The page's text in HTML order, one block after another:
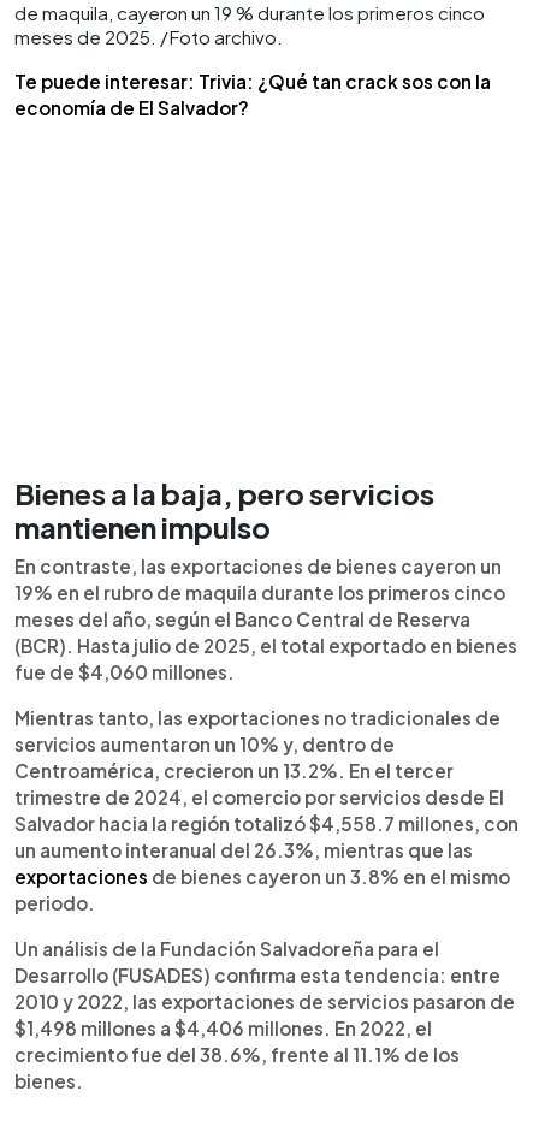
de maquila, cayeron un 19 % durante los primeros cinco
meses de 2025. /Foto archivo.
Te puede interesar: Trivia: ¿Qué tan crack sos con la
economía de El Salvador?
Bienes a la baja, pero servicios
mantienen impulso
En contraste, las exportaciones de bienes cayeron un
19% en el rubro de maquila durante los primeros cinco
meses del año, según el Banco Central de Reserva
(BCR). Hasta julio de 2025, el total exportado en bienes
fue de $4,060 millones.
Mientras tanto, las exportaciones no tradicionales de
servicios aumentaron un 10% y, dentro de
Centroamérica, crecieron un 13.2%. En el tercer
trimestre de 2024, el comercio por servicios desde El
Salvador hacia la región totalizó $4,558.7 millones, con
un aumento interanual del 26.3%, mientras que las
exportaciones de bienes cayeron un 3.8% en el mismo
periodo.
Un análisis de la Fundación Salvadoreña para el
Desarrollo (FUSADES) confirma esta tendencia: entre
2010 y 2022, las exportaciones de servicios pasaron de
$1,498 millones a $4,406 millones. En 2022, el
crecimiento fue del 38.6%, frente al 11.1% de los
bienes.